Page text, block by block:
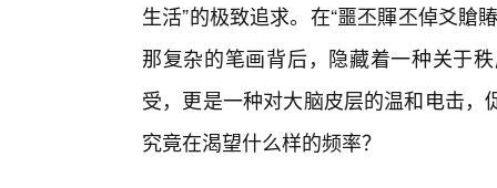
生活”的极致追求。在“噩丕賱丕倬爻賶
那复杂的笔画背后，隐藏着一种关于
受，更是一种对大脑皮层的温和电击
究竟在渴望什么样的频率？